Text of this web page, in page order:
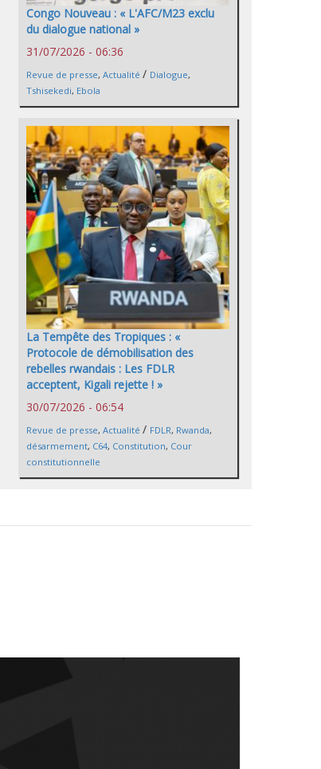
Congo Nouveau : « L'AFC/M23 exclu
du dialogue national »
31/07/2026 - 06:36
Revue de presse, Actualité / Dialogue,
Tshisekedi, Ebola
La Tempête des Tropiques : «
Protocole de démobilisation des
rebelles rwandais : Les FDLR
acceptent, Kigali rejette ! »
30/07/2026 - 06:54
Revue de presse, Actualité / FDLR, Rwanda,
désarmement, C64, Constitution, Cour
constitutionnelle